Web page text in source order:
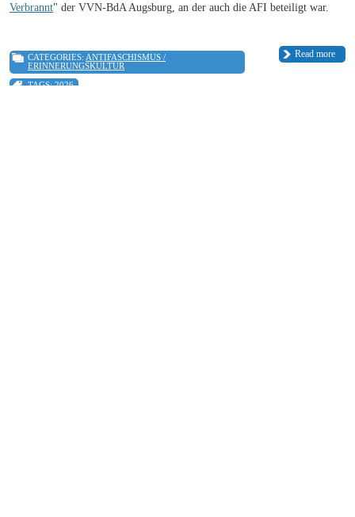
Verbrannt" der VVN-BdA Augsburg, an der auch die AFI beteiligt war.
Read more
CATEGORIES: ANTIFASCHISMUS /
ERINNERUNGSKULTUR
TAGS:2026